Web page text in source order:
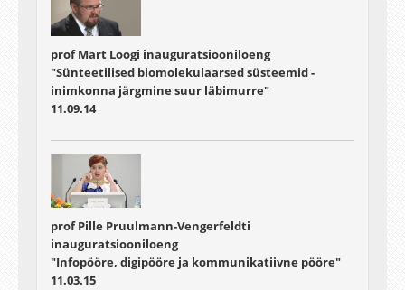
prof Mart Loogi inauguratsiooniloeng
"Sünteetilised biomolekulaarsed süsteemid -
inimkonna järgmine suur läbimurre"
11.09.14
prof Pille Pruulmann-Vengerfeldti
inauguratsiooniloeng
"Infopööre, digipööre ja kommunikatiivne pööre"
11.03.15